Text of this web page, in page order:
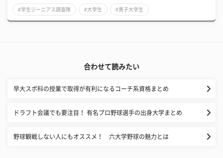
#学生ジーニアス調査隊 #大学生 #男子大学生
合わせて読みたい
早大スポ科の授業で取得が有利になるコーチ系資格まとめ
ドラフト会議でも要注目！ 有名プロ野球選手の出身大学まとめ
野球観戦しない人にもオススメ！ 六大学野球の魅力とは